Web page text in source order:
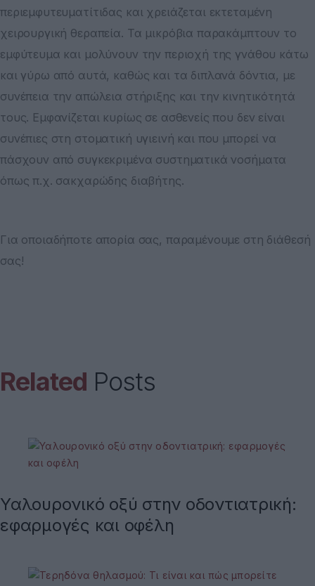
περιεμφυτευματίτιδας και χρειάζεται εκτεταμένη
χειρουργική θεραπεία. Τα μικρόβια παρακάμπτουν το
εμφύτευμα και μολύνουν την περιοχή της γνάθου κάτω
και γύρω από αυτά, καθώς και τα διπλανά δόντια, με
συνέπεια την απώλεια στήριξης και την κινητικότητά
τους. Εμφανίζεται κυρίως σε ασθενείς που δεν είναι
συνέπιες στη στοματική υγιεινή και που μπορεί να
πάσχουν από συγκεκριμένα συστηματικά νοσήματα
όπως π.χ. σακχαρώδης διαβήτης.
Για οποιαδήποτε απορία σας, παραμένουμε στη διάθεσή
σας!
Related Posts
Υαλουρονικό οξύ στην οδοντιατρική:
εφαρμογές και οφέλη